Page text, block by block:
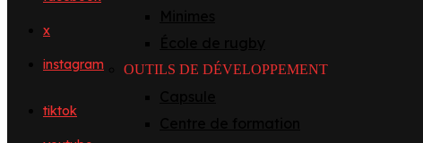
OUTILS DE DÉVELOPPEMENT
x
instagram
tiktok